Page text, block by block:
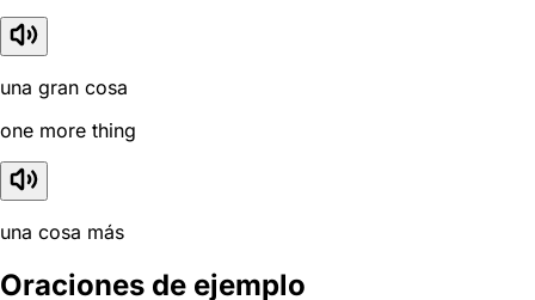
una gran cosa
one more thing
una cosa más
Oraciones de ejemplo